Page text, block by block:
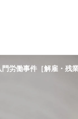
門労働事件［解雇・残